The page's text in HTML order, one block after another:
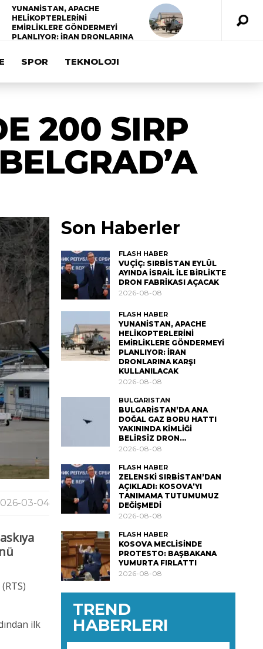
YUNANİSTAN, APACHE
HELİKOPTERLERİNİ
EMİRLİKLERE GÖNDERMEYİ
PLANLIYOR: İRAN DRONLARINA
SPOR TEKNOLOJI
200 SIRP
03-04
ilk
Son Haberler
FLASH HABER
VUÇİÇ: SIRBİSTAN EYLÜL
AYINDA İSRAİL İLE BİRLİKTE
DRON FABRİKASI AÇACAK
2026-08-08
FLASH HABER
YUNANİSTAN, APACHE
HELİKOPTERLERİNİ
EMİRLİKLERE GÖNDERMEYİ
PLANLIYOR: İRAN
DRONLARINA KARŞI
KULLANILACAK
2026-08-08
BULGARISTAN
BULGARİSTAN’DA ANA
DOĞAL GAZ BORU HATTI
YAKININDA KİMLİĞİ
BELİRSİZ DRON…
2026-08-08
FLASH HABER
ZELENSKİ SIRBİSTAN’DAN
AÇIKLADI: KOSOVA’YI
TANIMAMA TUTUMUMUZ
DEĞİŞMEDİ
2026-08-08
FLASH HABER
KOSOVA MECLİSİNDE
PROTESTO: BAŞBAKANA
YUMURTA FIRLATTI
2026-08-08
TREND
HABERLERI